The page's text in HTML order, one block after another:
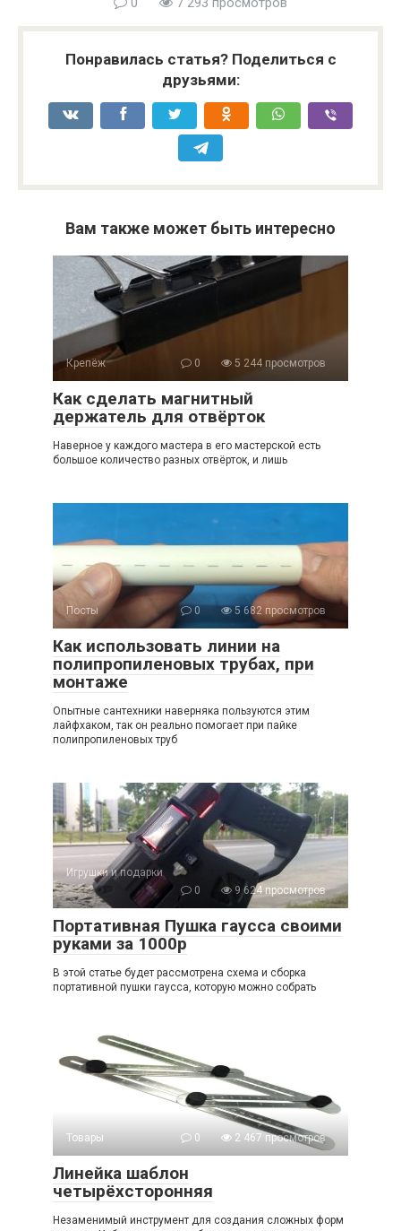
Понравилась статья? Поделиться с
друзьями:
Вам также может быть интересно
Крепёж 0 5 244 просмотров
Как сделать магнитный
держатель для отвёрток
Наверное у каждого мастера в его мастерской есть
большое количество разных отвёрток, и лишь
Посты 0 5 682 просмотров
Как использовать линии на
полипропиленовых трубах, при
монтаже
Опытные сантехники наверняка пользуются этим
лайфхаком, так он реально помогает при пайке
полипропиленовых труб
Игрушки и подарки
0
9 624 просмотров
Портативная Пушка гаусса своими
руками за 1000р
В этой статье будет рассмотрена схема и сборка
портативной пушки гаусса, которую можно собрать
Товары 0 2 467 просмотров
Линейка шаблон
четырёхсторонняя
Незаменимый инструмент для создания сложных форм